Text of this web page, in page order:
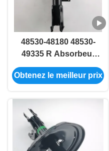
48530-48180 48530-
49335 R Absorbeur
de choc automatique
pour le RX300 RX330
Obtenez le meilleur prix